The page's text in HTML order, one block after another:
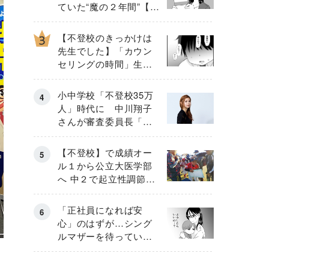
ていた“魔の２年間”【後
編】
【不登校のきっかけは
先生でした】「カウン
セリングの時間」生徒
の情報をバラしたの
は…《第２話》
小中学校「不登校35万
人」時代に 中川翔子
さんが審査委員長「不
登校生動画甲子園
2026」が開催
【不登校】で成績オー
ル１から公立大医学部
へ 中２で起立性調節障
害「治るまで３年」の
診断 そのとき母は
「正社員になれば安
心」のはずが…シング
ルマザーを待ってい
た“魔の２年間”【前編】